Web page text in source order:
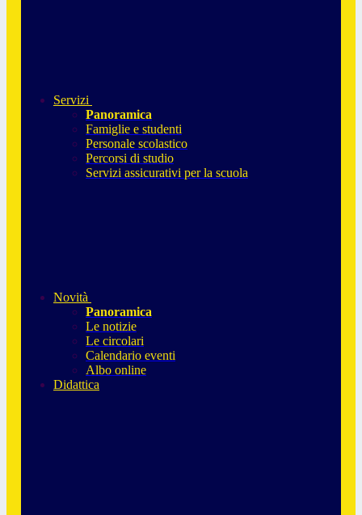
Servizi
Panoramica
Famiglie e studenti
Personale scolastico
Percorsi di studio
Servizi assicurativi per la scuola
Novità
Panoramica
Le notizie
Le circolari
Calendario eventi
Albo online
Didattica